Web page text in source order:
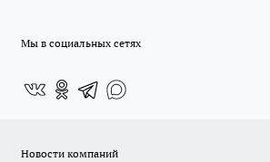
Мы в социальных сетях
Новости компаний